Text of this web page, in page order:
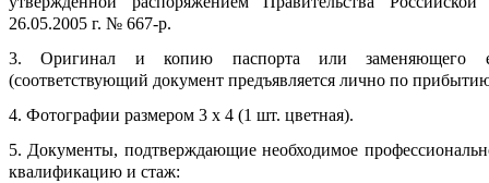
26.05.2005 г. № 667-р.
3. Оригинал и копию паспорта или заменяющего
(соответствующий документ предъявляется лично по
4. Фотографии размером 3 x 4 (1 шт. цветная).
5. Документы, подтверждающие необходимое
квалификацию и стаж: